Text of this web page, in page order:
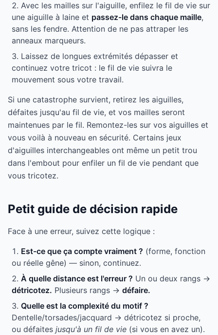
Avec les mailles sur l'aiguille, enfilez le fil de vie sur
une aiguille à laine et passez-le dans chaque maille,
sans les fendre. Attention de ne pas attraper les
anneaux marqueurs.
Laissez de longues extrémités dépasser et
continuez votre tricot : le fil de vie suivra le
mouvement sous votre travail.
Si une catastrophe survient, retirez les aiguilles,
défaites jusqu'au fil de vie, et vos mailles seront
maintenues par le fil. Remontez-les sur vos aiguilles et
vous voilà à nouveau en sécurité. Certains jeux
d'aiguilles interchangeables ont même un petit trou
dans l'embout pour enfiler un fil de vie pendant que
vous tricotez.
Petit guide de décision rapide
Face à une erreur, suivez cette logique :
Est-ce que ça compte vraiment ? (forme, fonction
ou réelle gêne) — sinon, continuez.
À quelle distance est l'erreur ? Un ou deux rangs →
détricotez. Plusieurs rangs → défaire.
Quelle est la complexité du motif ?
Dentelle/torsades/jacquard → détricotez si proche,
ou défaites jusqu'à un fil de vie (si vous en avez un).